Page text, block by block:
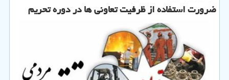
ضرورت استفاده از ظرفیت تعاونی ها در دوره تحریم